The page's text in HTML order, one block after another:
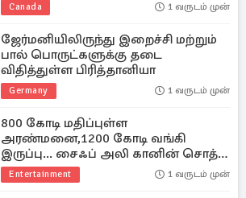
Canada 1 வருடம் முன்
ஜேர்மனியிலிருந்து இறைச்சி மற்றும்
பால் பொருட்களுக்கு தடை
விதித்துள்ள பிரித்தானியா
Germany 1 வருடம் முன்
800 கோடி மதிப்புள்ள
அரண்மனை,1200 கோடி வங்கி
இருப்பு... சைஃப் அலி கானின் சொத்து
மதிப்பு?
Entertainment 1 வருடம் முன்